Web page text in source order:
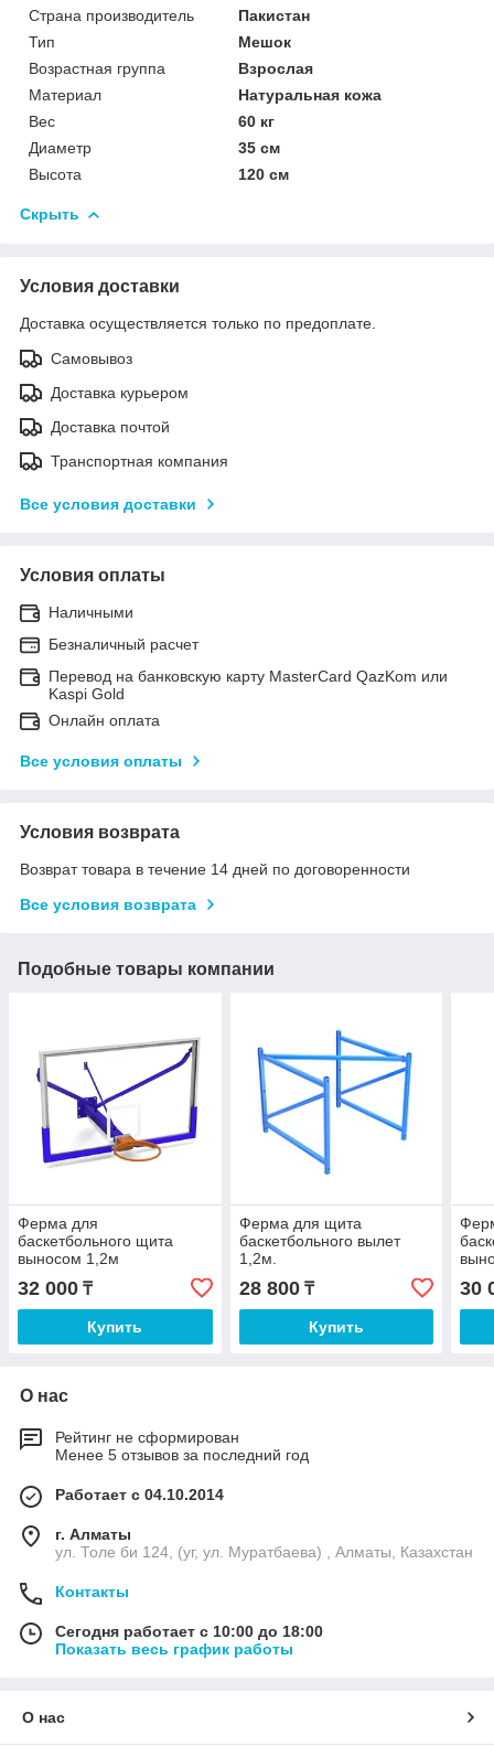
Страна производитель
Пакистан
Тип
Мешок
Возрастная группа
Взрослая
Материал
Натуральная кожа
Вес
60 кг
Диаметр
35 см
Высота
120 см
Скрыть
Условия доставки
Доставка осуществляется только по предоплате.
Самовывоз
Доставка курьером
Доставка почтой
Транспортная компания
Все условия доставки
Условия оплаты
Наличными
Безналичный расчет
Перевод на банковскую карту MasterCard QazKom или
Kaspi Gold
Онлайн оплата
Все условия оплаты
Условия возврата
Возврат товара в течение 14 дней по договоренности
Все условия возврата
Подобные товары компании
Ферма для
баскетбольного щита
выносом 1,2м
32 000 ₸
Купить
Ферма для щита
баскетбольного вылет
1,2м.
28 800₸
Купить
30
О нас
Рейтинг не сформирован
Менее 5 отзывов за последний год
Работает с 04.10.2014
г. Алматы
ул. Толе би 124, (уг, ул. Муратбаева) , Алматы, Казахстан
Контакты
Сегодня работает с 10:00 до 18:00
Показать весь график работы
О нас